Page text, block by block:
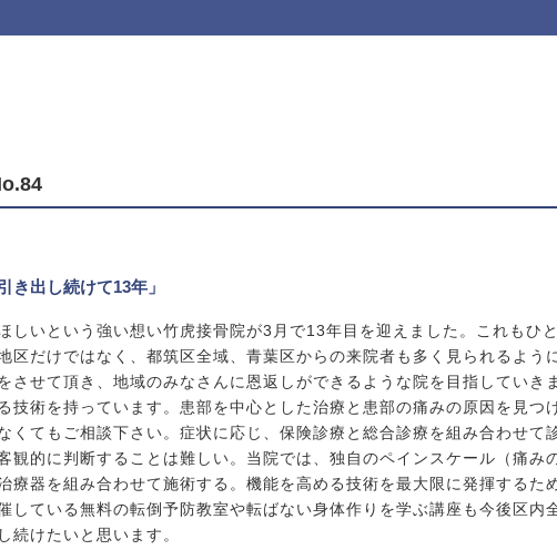
き出し続けて13年」
しいという強い想い竹虎接骨院が3月で13年目を迎えました。これも
区だけではなく、都筑区全域、青葉区からの来院者も多く見られるよ
させて頂き、地域のみなさんに恩返しができるような院を目指してい
技術を持っています。患部を中心とした治療と患部の痛みの原因を見
くてもご相談下さい。症状に応じ、保険診療と総合診療を組み合わせ
観的に判断することは難しい。当院では、独自のペインスケール（痛
療器を組み合わせて施術する。機能を高める技術を最大限に発揮する
している無料の転倒予防教室や転ばない身体作りを学ぶ講座も今後区
続けたいと思います。